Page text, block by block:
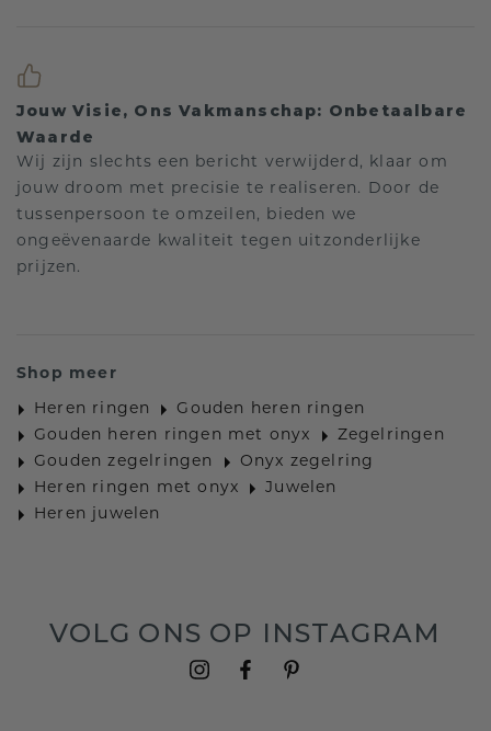
Jouw Visie, Ons Vakmanschap: Onbetaalbare
Waarde
Wij zijn slechts een bericht verwijderd, klaar om
jouw droom met precisie te realiseren. Door de
tussenpersoon te omzeilen, bieden we
ongeëvenaarde kwaliteit tegen uitzonderlijke
prijzen.
Shop meer
Heren ringen
Gouden heren ringen
Gouden heren ringen met onyx
Zegelringen
Gouden zegelringen
Onyx zegelring
Heren ringen met onyx
Juwelen
Heren juwelen
VOLG ONS OP INSTAGRAM